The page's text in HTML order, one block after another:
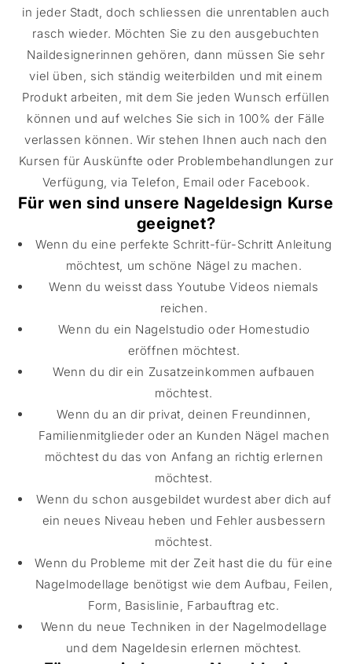
in jeder Stadt, doch schliessen die unrentablen auch
rasch wieder. Möchten Sie zu den ausgebuchten
Naildesignerinnen gehören, dann müssen Sie sehr
viel üben, sich ständig weiterbilden und mit einem
Produkt arbeiten, mit dem Sie jeden Wunsch erfüllen
können und auf welches Sie sich in 100% der Fälle
verlassen können. Wir stehen Ihnen auch nach den
Kursen für Auskünfte oder Problembehandlungen zur
Verfügung, via Telefon, Email oder Facebook.
Für wen sind unsere Nageldesign Kurse
geeignet?
Wenn du eine perfekte Schritt-für-Schritt Anleitung
möchtest, um schöne Nägel zu machen.
Wenn du weisst dass Youtube Videos niemals
reichen.
Wenn du ein Nagelstudio oder Homestudio
eröffnen möchtest.
Wenn du dir ein Zusatzeinkommen aufbauen
möchtest.
Wenn du an dir privat, deinen Freundinnen,
Familienmitglieder oder an Kunden Nägel machen
möchtest du das von Anfang an richtig erlernen
möchtest.
Wenn du schon ausgebildet wurdest aber dich auf
ein neues Niveau heben und Fehler ausbessern
möchtest.
Wenn du Probleme mit der Zeit hast die du für eine
Nagelmodellage benötigst wie dem Aufbau, Feilen,
Form, Basislinie, Farbauftrag etc.
Wenn du neue Techniken in der Nagelmodellage
und dem Nageldesin erlernen möchtest.